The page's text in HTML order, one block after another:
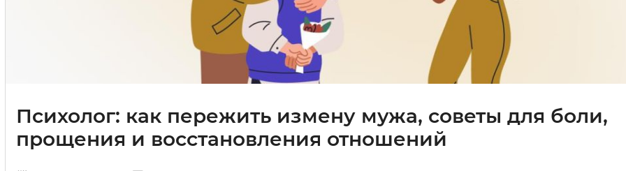
Психолог: как пережить измену мужа, советы для боли,
прощения и восстановления отношений